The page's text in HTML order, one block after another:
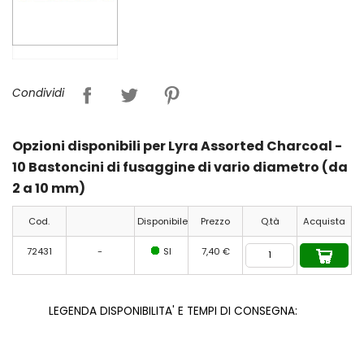
Condividi
Opzioni disponibili per Lyra Assorted Charcoal -
10 Bastoncini di fusaggine di vario diametro (da
2 a 10 mm)
Cod. Disponibile Prezzo Q.tà Acquista
72431 - SI 7,40 €
LEGENDA DISPONIBILITA' E TEMPI DI CONSEGNA: